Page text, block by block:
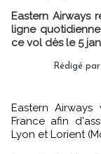
Eastern Airways
ligne
ce vol dès le 5
Rédigé par
Eastern Airways vient de remporter l'appel d'offres en
France afin
Lyon et Lorient